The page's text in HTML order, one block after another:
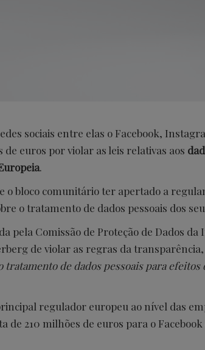
sociais entre elas o Facebook,
euros por violar as leis relativas aos
.
o bloco comunitário ter apertado a
o tratamento de dados pessoais dos
pela Comissão de Proteção de Dados da
de violar as regras da
tratamento de dados pessoais para efeitos
regulador europeu ao nível das
de 210 milhões de euros para o